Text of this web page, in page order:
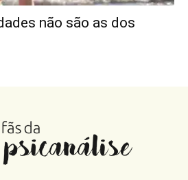
não são as dos